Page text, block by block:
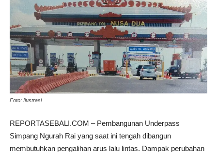
Foto: Ilustrasi
REPORTASEBALI.COM – Pembangunan Underpass
Simpang Ngurah Rai yang saat ini tengah dibangun
membutuhkan pengalihan arus lalu lintas. Dampak perubahan